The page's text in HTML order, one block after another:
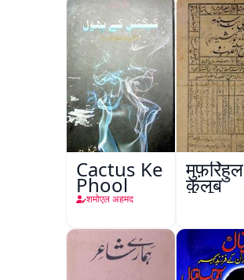
Cactus Ke
Phool
शमोएल अहमद
मुफ़र्रिहुल
क़ुलूब